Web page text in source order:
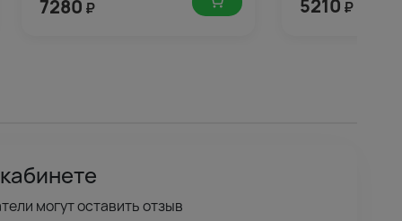
7280 ₽ 5210 ₽
могут оставить отзыв